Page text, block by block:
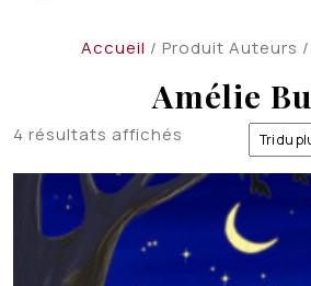
Accueil / Produit Auteurs /
Amélie
4 résultats affichés
plus
récent
plus
ancien